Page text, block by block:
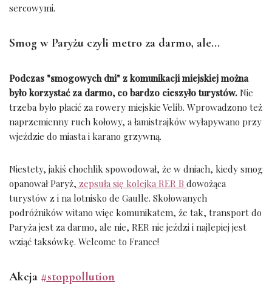
sercowymi.
Smog w Paryżu czyli metro za darmo, ale...
Podczas "smogowych dni" z komunikacji miejskiej można
było korzystać za darmo, co bardzo cieszyło turystów. Nie
trzeba było płacić za rowery miejskie Velib. Wprowadzono też
naprzemienny ruch kołowy, a łamistrajków wyłapywano przy
wjeździe do miasta i karano grzywną.
Niestety, jakiś chochlik spowodował, że w dniach, kiedy smog
opanował Paryż, zepsuła się kolejka RER B dowożąca
turystów z i na lotnisko de Gaulle. Skołowanych
podróżników witano więc komunikatem, że tak, transport do
Paryża jest za darmo, ale nie, RER nie jeździ i najlepiej jest
wziąć taksówkę. Welcome to France!
Akcja #stoppollution